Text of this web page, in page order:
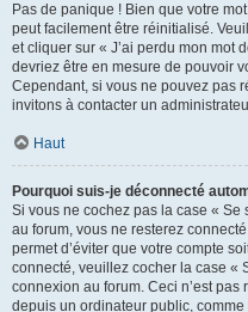
Pas de panique ! Bien que votre
peut facilement être réinitialisé.
et cliquer sur « J’ai perdu mon mot
devriez être en mesure de pouvoir
Cependant, si vous ne pouvez pas
invitons à contacter un
Haut
Pourquoi suis-je déconnecté
Si vous ne cochez pas la case «
au forum, vous ne resterez
permet d’éviter que votre compte
connecté, veuillez cocher la case «
connexion au forum. Ceci n’est
depuis un ordinateur public,